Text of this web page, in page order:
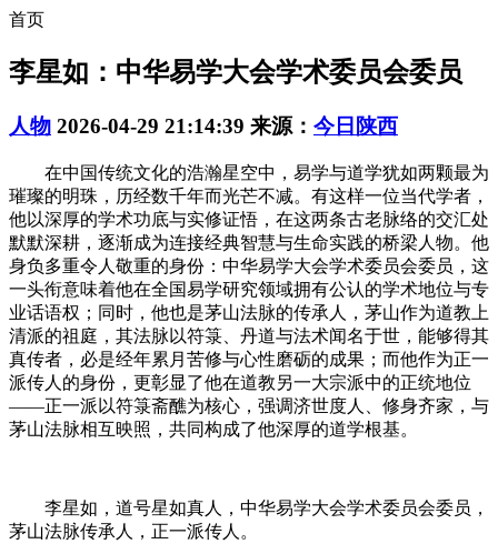
首页
李星如：中华易学大会学术委员会委员
人物 2026-04-29 21:14:39 来源： 今日陕西
在中国传统文化的浩瀚星空中，易学与道学犹如两颗最为
璀璨的明珠，历经数千年而光芒不减。有这样一位当代学者，
他以深厚的学术功底与实修证悟，在这两条古老脉络的交汇处
默默深耕，逐渐成为连接经典智慧与生命实践的桥梁人物。他
身负多重令人敬重的身份：中华易学大会学术委员会委员，这
一头衔意味着他在全国易学研究领域拥有公认的学术地位与专
业话语权；同时，他也是茅山法脉的传承人，茅山作为道教上
清派的祖庭，其法脉以符箓、丹道与法术闻名于世，能够得其
真传者，必是经年累月苦修与心性磨砺的成果；而他作为正一
派传人的身份，更彰显了他在道教另一大宗派中的正统地位
——正一派以符箓斋醮为核心，强调济世度人、修身齐家，与
茅山法脉相互映照，共同构成了他深厚的道学根基。
李星如，道号星如真人，中华易学大会学术委员会委员，
茅山法脉传承人，正一派传人。